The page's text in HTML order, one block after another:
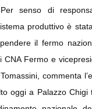
senso di
produttivo è
il fermo
CNA Fermo e
commenta
oggi a Palazzo Chigi